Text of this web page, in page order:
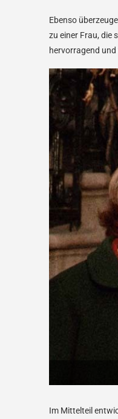
Ebenso
zu einer Frau, die
hervorragend
Im Mittelteil